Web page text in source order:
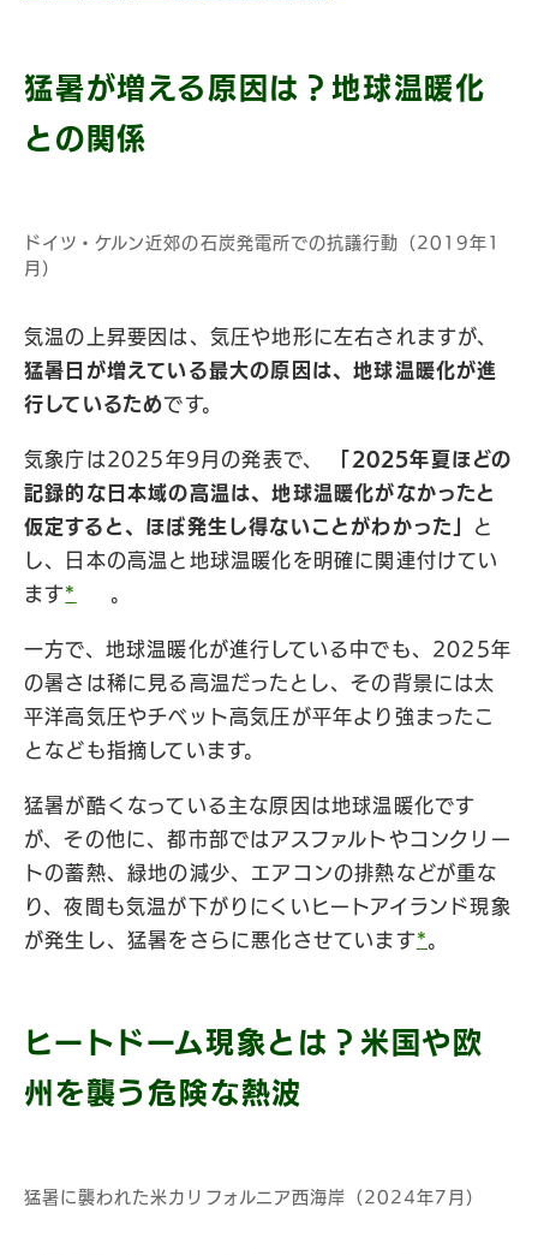
猛暑が増える原因は？地球温暖化
との関係
ドイツ・ケルン近郊の石炭発電所での抗議行動（2019年1
月）
気温の上昇要因は、気圧や地形に左右されますが、
猛暑日が増えている最大の原因は、地球温暖化が進
行しているためです。
気象庁は2025年9月の発表で、
「2025年夏ほどの
記録的な日本域の高温は、地球温暖化がなかったと
仮定すると、ほぼ発生し得ないことがわかった」 と
し、日本の高温と地球温暖化を明確に関連付けてい
ます* 。
一方で、地球温暖化が進行している中でも、2025年
の暑さは稀に見る高温だったとし、その背景には太
平洋高気圧やチベット高気圧が平年より強まったこ
となども指摘しています。
猛暑が酷くなっている主な原因は地球温暖化です
が、その他に、都市部ではアスファルトやコンクリー
トの蓄熱、緑地の減少、エアコンの排熱などが重な
り、夜間も気温が下がりにくいヒートアイランド現象
が発生し、猛暑をさらに悪化させています*。
ヒートドーム現象とは？米国や欧
州を襲う危険な熱波
猛暑に襲われた米カリフォルニア西海岸（2024年7月）